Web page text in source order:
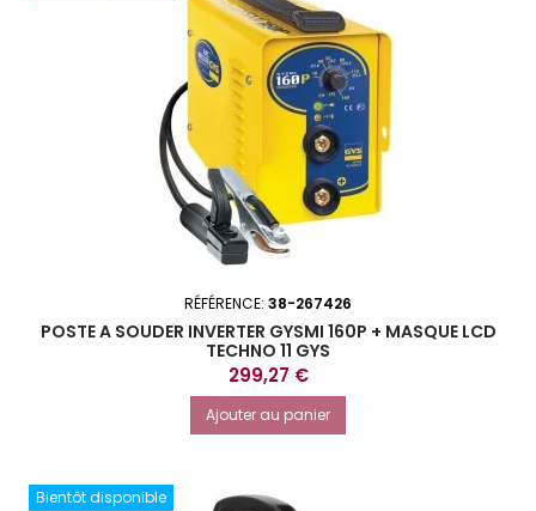
RÉFÉRENCE: 38-267426
POSTE A SOUDER INVERTER GYSMI 160P + MASQUE LCD
TECHNO 11 GYS
Prix
299,27 €
Ajouter au panier
Bientôt disponible